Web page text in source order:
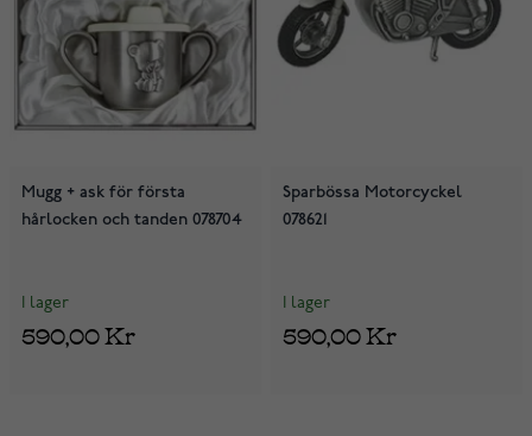
Mugg + ask för första
hårlocken och tanden 078704
I lager
590,00 Kr
Sparbössa Motorcyckel
078621
I lager
590,00 Kr